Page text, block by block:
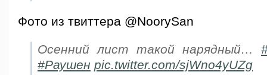
Фото из твиттера @NoorySan
Осенний лист такой нарядный…
#Раушен pic.twitter.com/sjWno4yUZg